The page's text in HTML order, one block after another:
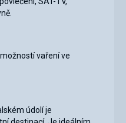
vaření ve
údolí je